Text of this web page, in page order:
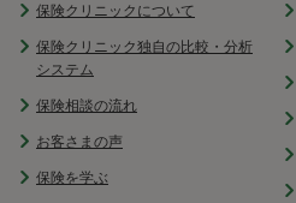
保険クリニックについて
保険クリニック独自の比較・分析
システム
保険相談の流れ
お客さまの声
保険を学ぶ